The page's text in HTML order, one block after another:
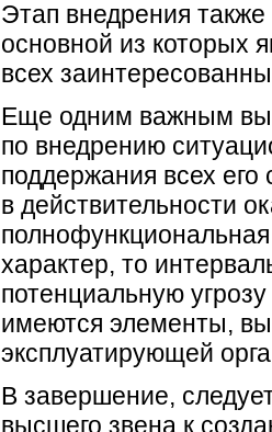
Этап внедрения
основной из которых
всех
Еще одним важным
по внедрению
поддержания всех его
в действительности
характер, то
потенциальную
имеются элементы,
эксплуатирующей
В завершение,
высшего звена к